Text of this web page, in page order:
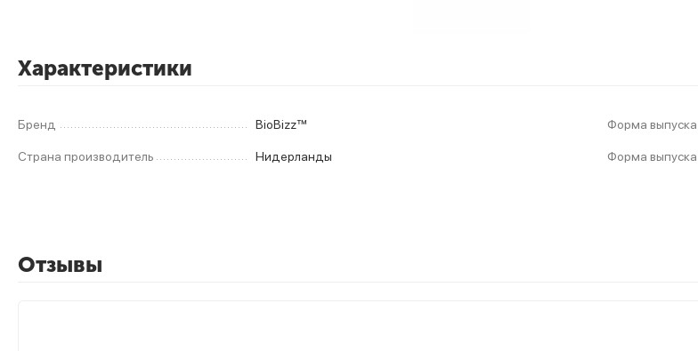
Характеристики
Бренд BioBizz™
Страна производитель Нидерланды
Форма выпуска
Форма выпуска
Отзывы